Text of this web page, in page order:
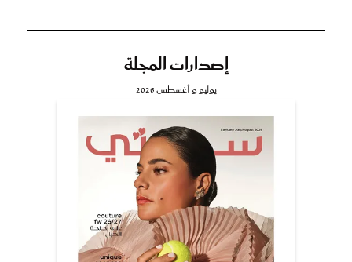
إصدارات المجلة
يوليو و أغسطس 2026